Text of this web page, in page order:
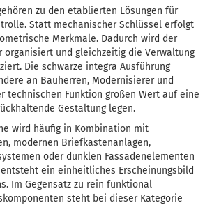
zu den etablierten Lösungen für
Statt mechanischer Schlüssel erfolgt
Merkmale. Dadurch wird der
organisiert und gleichzeitig die Verwaltung
Die schwarze integra Ausführung
an Bauherren, Modernisierer und
technischen Funktion großen Wert auf eine
Gestaltung legen.
wird häufig in Kombination mit
modernen Briefkastenanlagen,
oder dunklen Fassadenelementen
ein einheitliches Erscheinungsbild
Im Gegensatz zu rein funktional
steht bei dieser Kategorie